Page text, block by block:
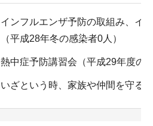
インフルエンザ予防の取組み、イ
（平成28年冬の感染者0人）
熱中症予防講習会（平成29年度の
いざという時、家族や仲間を守る